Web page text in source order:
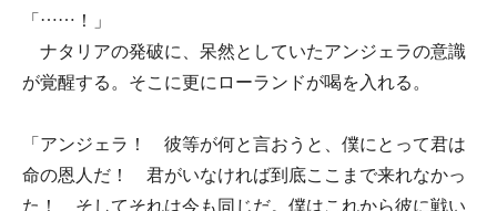
「……！」
ナタリアの発破に、呆然としていたアンジェラの意識
が覚醒する。そこに更にローランドが喝を入れる。
「アンジェラ！ 彼等が何と言おうと、僕にとって君は
命の恩人だ！ 君がいなければ到底ここまで来れなかっ
た！ そしてそれは今も同じだ。僕はこれから彼に戦い